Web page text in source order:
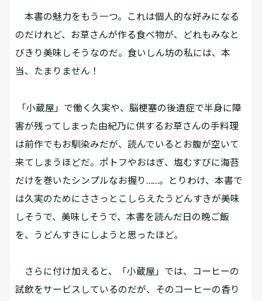
本書の魅力をもう一つ。これは個人的な好みになる
のだけれど、お草さんが作る食べ物が、どれもみなと
びきり美味しそうなのだ。食いしん坊の私には、本
当、たまりません！
「小蔵屋」で働く久実や、脳梗塞の後遺症で半身に障
害が残ってしまった由紀乃に供するお草さんの手料理
は前作でもお馴染みだが、読んでいるとお腹が空いて
来てしまうほどだ。ポトフやおはぎ、塩むすびに海苔
だけを巻いたシンプルなお握り……。とりわけ、本書で
は久実のためにささっとこしらえたうどんすきが美味
しそうで、美味しそうで、本書を読んだ日の晩ご飯
を、うどんすきにしようと思ったほど。
さらに付け加えると、「小蔵屋」では、コーヒーの
試飲をサービスしているのだが、そのコーヒーの香り